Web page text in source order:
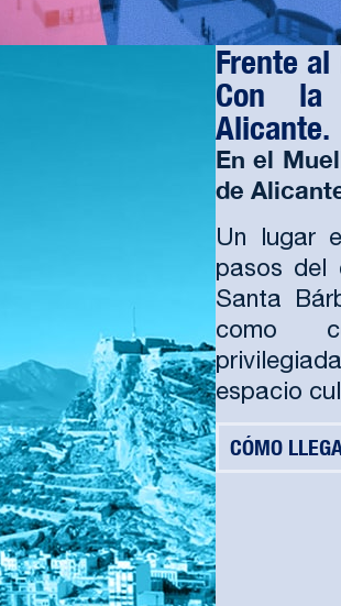
Frente
Con la
Alicante.
En el
de
Un lugar
pasos del
Santa
como
espacio
CÓMO